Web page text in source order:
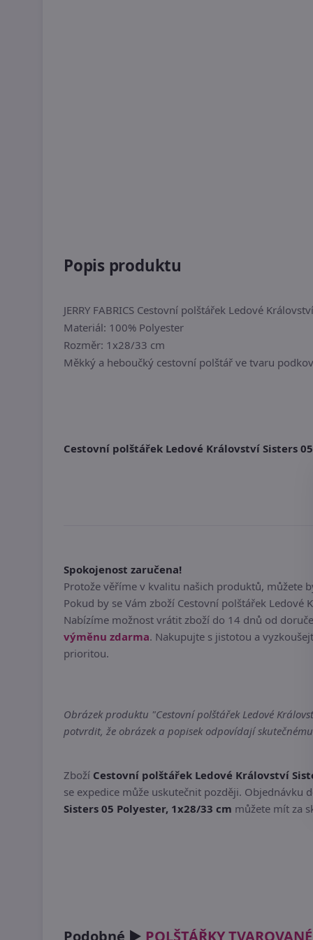
Popis produktu
JERRY FABRICS Cestovní polštářek Ledové
Materiál: 100% Polyester
Rozměr: 1x28/33 cm
Měkký a heboučký cestovní polštář ve tvaru
Cestovní polštářek Ledové Království Sisters
Spokojenost zaručena!
Protože věříme v kvalitu našich produktů, můžete
Pokud by se Vám zboží Cestovní polštářek
Nabízíme možnost vrátit zboží do 14 dnů od
výměnu zdarma. Nakupujte s jistotou a
prioritou.
Obrázek produktu "Cestovní polštářek Ledové
potvrdit, že obrázek a popisek odpovídají
Zboží Cestovní polštářek Ledové Království
se expedice může uskutečnit později. Objednávku
Sisters 05 Polyester, 1x28/33 cm můžete mít za